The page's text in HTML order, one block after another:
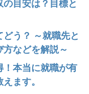
目安は？目標と
う？ ～就職先と
方などを解説～
！本当に就職が有
ます。